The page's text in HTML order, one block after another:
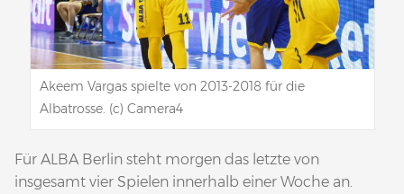
Akeem Vargas spielte von 2013-2018 für die
Albatrosse. (c) Camera4
Für ALBA Berlin steht morgen das letzte von
insgesamt vier Spielen innerhalb einer Woche an.